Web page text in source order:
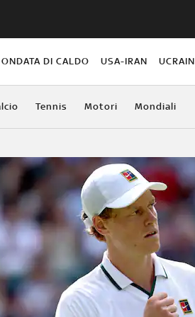
ONDATA DI CALDO USA-IRAN
Tennis Motori Mondiali